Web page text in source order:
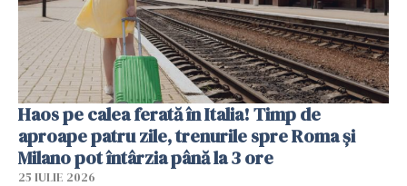
Haos pe calea ferată în Italia! Timp de
aproape patru zile, trenurile spre Roma și
Milano pot întârzia până la 3 ore
25 IULIE 2026